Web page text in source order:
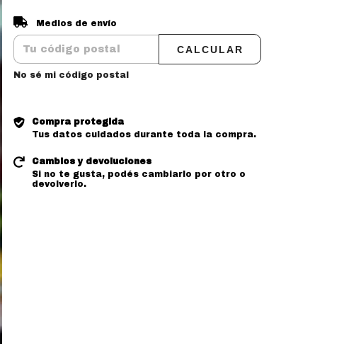
Entregas para el CP:
Medios de envío
CALCULAR
No sé mi código postal
Compra protegida
Tus datos cuidados durante toda la compra.
Cambios y devoluciones
Si no te gusta, podés cambiarlo por otro o
devolverlo.